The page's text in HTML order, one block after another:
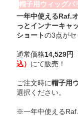
帽子用ウィッグバ
一年中使えるRaf.
っとインナーキャ
ショートの3点がセ
通常価格14,529円
込） にて販売！
ご注文時に帽子用
選択ください。
※一年中使える